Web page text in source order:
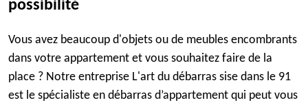
possibilité
Vous avez beaucoup d'objets ou de meubles encombrants
dans votre appartement et vous souhaitez faire de la
place ? Notre entreprise L'art du débarras sise dans le 91
est le spécialiste en débarras d’appartement qui peut vous